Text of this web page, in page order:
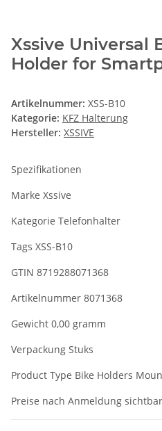
Xssive Universal
Holder for
Artikelnummer: XSS-B10
Kategorie: KFZ Halterung
Hersteller: XSSIVE
Spezifikationen
Marke Xssive
Kategorie Telefonhalter
Tags XSS-B10
GTIN 8719288071368
Artikelnummer 8071368
Gewicht 0,00 gramm
Verpackung Stuks
Product Type Bike Holders
Preise nach Anmeldung sichtbar